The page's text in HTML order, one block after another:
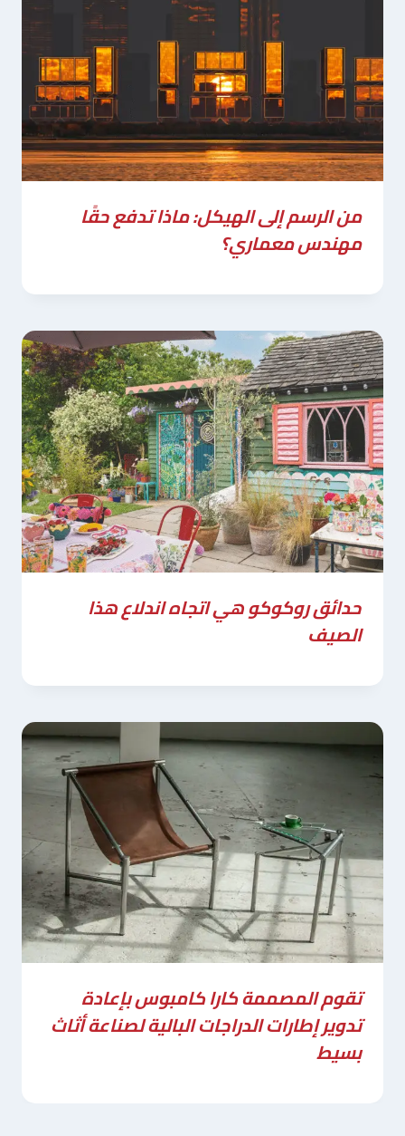
من الرسم إلى الهيكل: ماذا تدفع حقًا
مهندس معماري؟
حدائق روكوكو هي اتجاه اندلاع هذا
الصيف
تقوم المصممة كارا كامبوس بإعادة
تدوير إطارات الدراجات البالية لصناعة أثاث
بسيط